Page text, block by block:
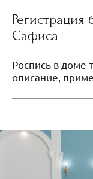
Регистрация
Сафиса
Роспись в доме
описание,